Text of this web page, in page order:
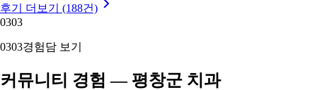
후기 더보기 (188건)
0303
0303경험담 보기
커뮤니티 경험 — 평창군 치과